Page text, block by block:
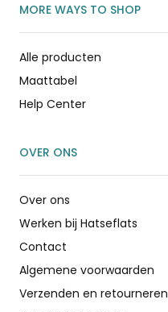
MORE WAYS TO SHOP
Alle producten
Maattabel
Help Center
OVER ONS
Over ons
Werken bij Hatseflats
Contact
Algemene voorwaarden
Verzenden en retourneren